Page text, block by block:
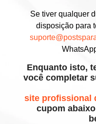
Se tiver qualquer
disposição para
Enquanto isto,
você completar
site profissional
cupom